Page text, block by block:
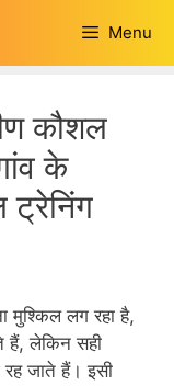
Menu
कौशल
के
ट्रेनिंग
मुश्किल लग रहा है,
लेकिन सही
जाते हैं। इसी